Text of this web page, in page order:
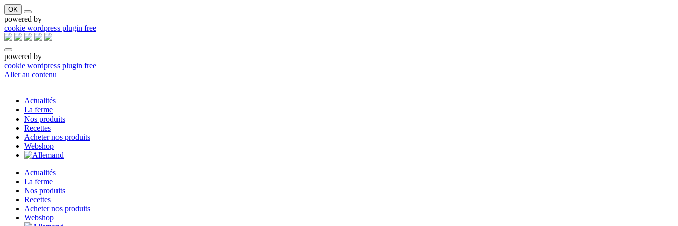
OK
powered by
cookie wordpress plugin free
powered by
cookie wordpress plugin free
Aller au contenu
Actualités
La ferme
Nos produits
Recettes
Acheter nos produits
Webshop
Actualités
La ferme
Nos produits
Recettes
Acheter nos produits
Webshop